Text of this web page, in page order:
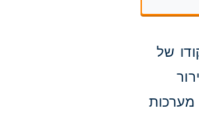
של
מערכות